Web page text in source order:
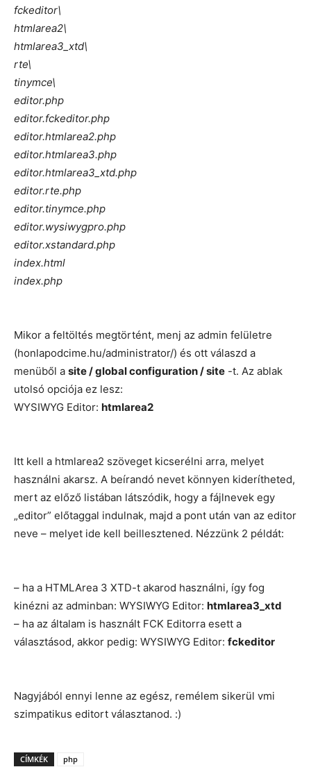
fckeditor\
htmlarea2\
htmlarea3_xtd\
rte\
tinymce\
editor.php
editor.fckeditor.php
editor.htmlarea2.php
editor.htmlarea3.php
editor.htmlarea3_xtd.php
editor.rte.php
editor.tinymce.php
editor.wysiwygpro.php
editor.xstandard.php
index.html
index.php
Mikor a feltöltés megtörtént, menj az admin felületre
(honlapodcime.hu/administrator/) és ott válaszd a
menüből a site / global configuration / site -t. Az ablak
utolsó opciója ez lesz:
WYSIWYG Editor: htmlarea2
Itt kell a htmlarea2 szöveget kicserélni arra, melyet
használni akarsz. A beírandó nevet könnyen kiderítheted,
mert az előző listában látszódik, hogy a fájlnevek egy
„editor” előtaggal indulnak, majd a pont után van az editor
neve – melyet ide kell beillesztened. Nézzünk 2 példát:
– ha a HTMLArea 3 XTD-t akarod használni, így fog
kinézni az adminban: WYSIWYG Editor: htmlarea3_xtd
– ha az általam is használt FCK Editorra esett a
választásod, akkor pedig: WYSIWYG Editor: fckeditor
Nagyjából ennyi lenne az egész, remélem sikerül vmi
szimpatikus editort választanod. :)
CÍMKÉK php